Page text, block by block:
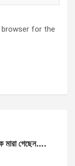
browser for the
গেছেন….